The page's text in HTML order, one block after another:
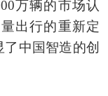
万辆的市场认
出行的重新定
中国智造的创